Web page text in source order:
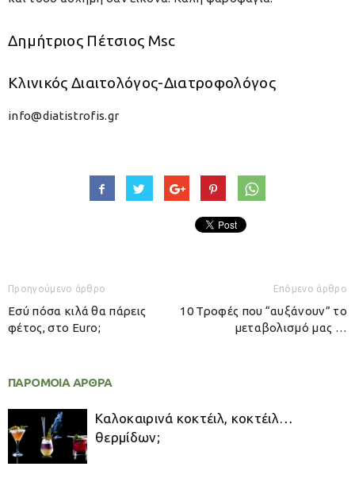
Δημήτριος Πέτσιος Μsc
Κλινικός Διαιτολόγος-Διατροφολόγος
info@diatistrofis.gr
Προηγούμενο άρθρο
Εσύ πόσα κιλά θα πάρεις
φέτος, στο Euro;
Επόμενο άρθρο
10 Τροφές που “αυξάνουν” το
μεταβολισμό μας …
ΠΑΡΟΜΟΙΑ ΑΡΘΡΑ
Καλοκαιρινά κοκτέιλ, κοκτέιλ…
θερμίδων;